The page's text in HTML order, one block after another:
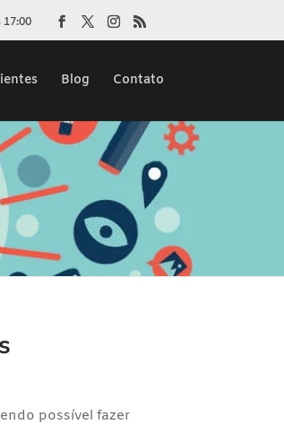
17:00
Blog Contato
possível fazer